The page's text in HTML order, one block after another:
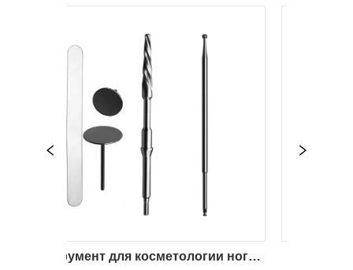
Инструмент для косметологии ногтей